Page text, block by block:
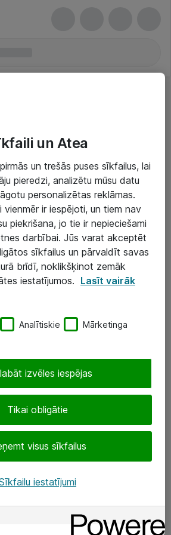
un Atea
un trešās puses sīkfailus, lai
pieredzi, analizētu mūsu datu
personalizētas reklāmas.
vienmēr ir iespējoti, un tiem nav
piekrišana, jo tie ir nepieciešami
darbībai. Jūs varat akceptēt
sīkfailus un pārvaldīt savas
brīdī, noklikšķinot zemāk
iestatījumos. Lasīt vairāk
Analītiskie Mārketinga
Tikai obligātie
visus sīkfailus
izvēles iespējas
iestatījumi